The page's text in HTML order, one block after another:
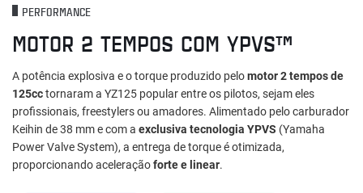
PERFORMANCE
MOTOR 2 TEMPOS COM YPVS™
A potência explosiva e o torque produzido pelomotor 2 tempos de
125cctornaram a YZ125 popular entre os pilotos, sejam eles
profissionais, freestylers ou amadores. Alimentado pelo carburador
Keihin de 38 mm e com a exclusiva tecnologia YPVS (Yamaha
Power Valve System), a entrega de torque é otimizada,
proporcionando aceleraçãoforte e linear.